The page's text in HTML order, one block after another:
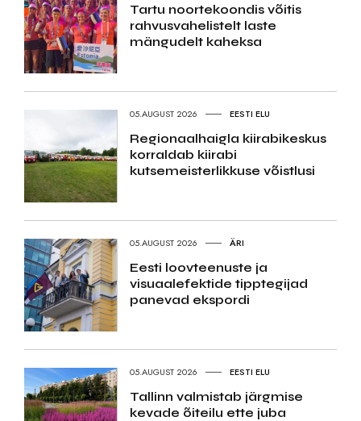
Tartu noortekoondis võitis
rahvusvahelistelt laste
mängudelt kaheksa
05.AUGUST 2026 EESTI ELU
Regionaalhaigla kiirabikeskus
korraldab kiirabi
kutsemeisterlikkuse võistlusi
05.AUGUST 2026 ÄRI
Eesti loovteenuste ja
visuaalefektide tipptegijad
panevad ekspordi
05.AUGUST 2026 EESTI ELU
Tallinn valmistab järgmise
kevade õiteilu ette juba